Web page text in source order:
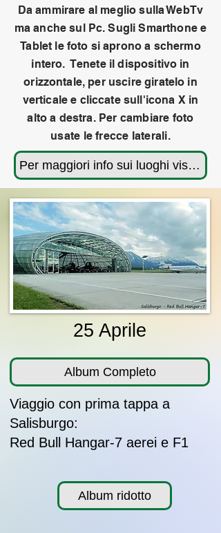
Da ammirare al meglio sulla WebTv
ma anche sul Pc. Sugli Smarthone e
Tablet le foto si aprono a schermo
intero. Tenete il dispositivo in
orizzontale, per uscire giratelo in
verticale e cliccate sull'icona X in
alto a destra. Per cambiare foto
usate le frecce laterali.
Per maggiori info sui luoghi visitati rivedi il programma cliccando qui
25 Aprile
Album Completo
Viaggio con prima tappa a
Salisburgo:
Red Bull Hangar-7 aerei e F1
Album ridotto